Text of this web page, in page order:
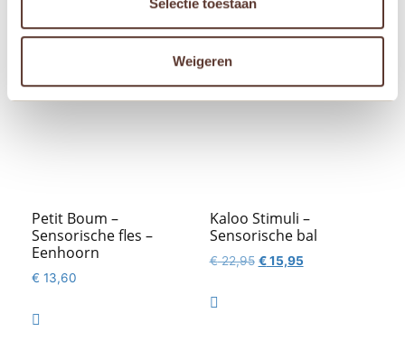
Selectie toestaan
Weigeren
Petit Boum –
Sensorische fles –
Eenhoorn
€ 13,60

Aanbieding!
Kaloo Stimuli –
Sensorische bal
€22,95 Oorspronkelijke
€15,95Huidige
